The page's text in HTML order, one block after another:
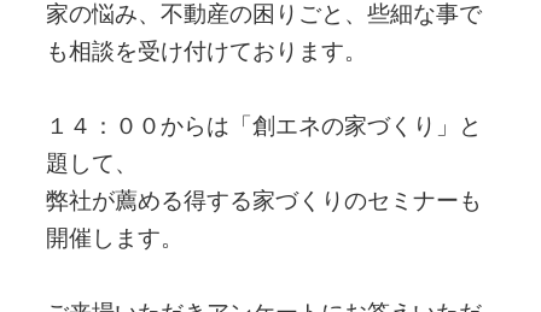
家の悩み、不動産の困りごと、些細な事で
も相談を受け付けております。
１４：００からは「創エネの家づくり」と
題して、
弊社が薦める得する家づくりのセミナーも
開催します。